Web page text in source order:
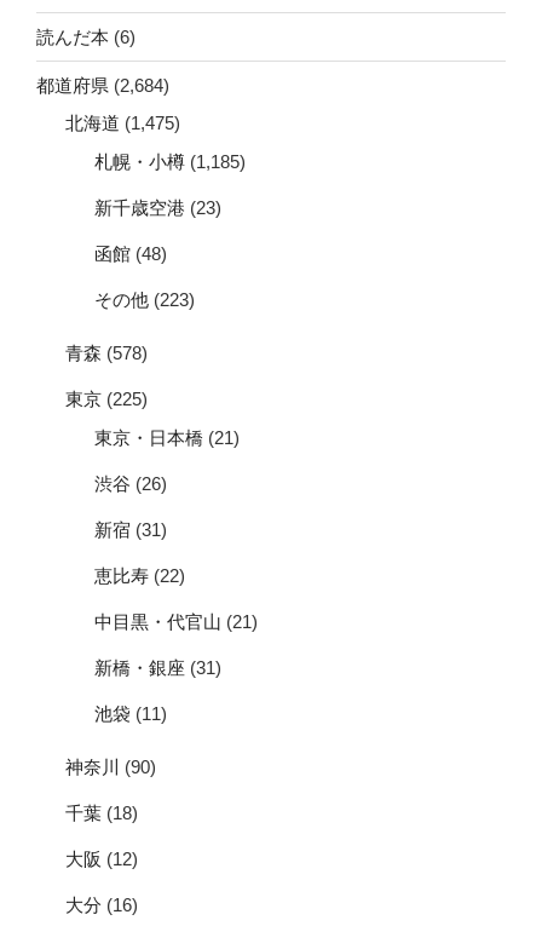
読んだ本 (6)
都道府県 (2,684)
北海道 (1,475)
札幌・小樽 (1,185)
新千歳空港 (23)
函館 (48)
その他 (223)
青森 (578)
東京 (225)
東京・日本橋 (21)
渋谷 (26)
新宿 (31)
恵比寿 (22)
中目黒・代官山 (21)
新橋・銀座 (31)
池袋 (11)
神奈川 (90)
千葉 (18)
大阪 (12)
大分 (16)